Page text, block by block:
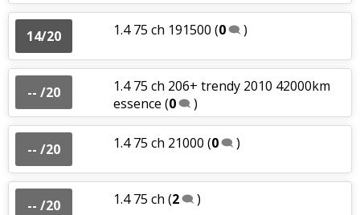
14/20 1.4 75 ch 191500 (0 )
-- /20
1.4 75 ch 206+ trendy 2010 42000km
essence (0 )
-- /20 1.4 75 ch 21000 (0 )
-- /20 1.4 75 ch (2 )